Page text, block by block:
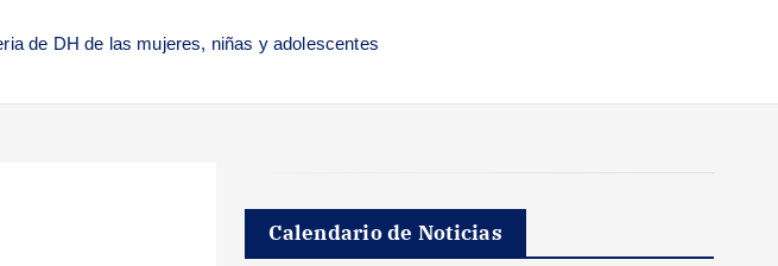
de DH de las mujeres, niñas y adolescentes
Calendario de Noticias